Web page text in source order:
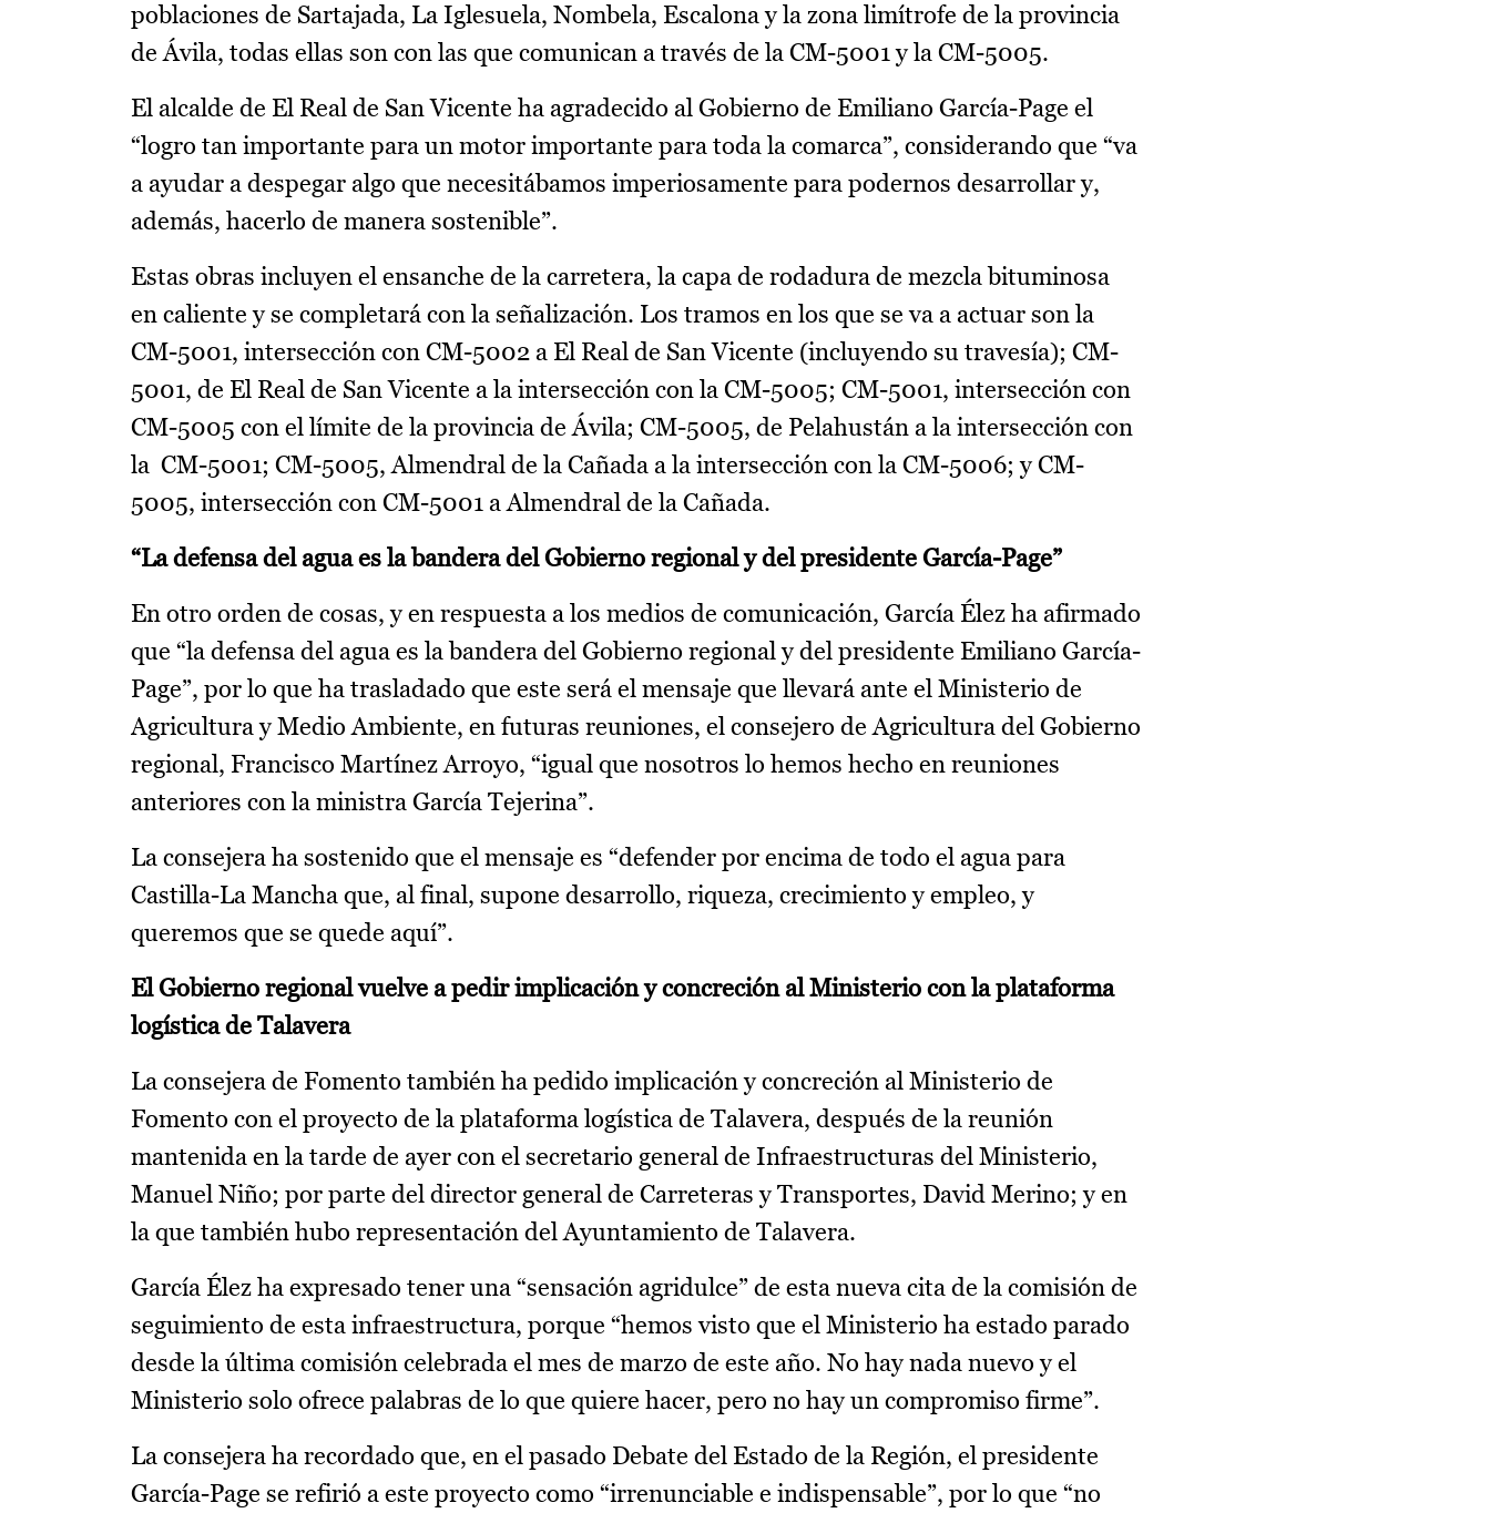
poblaciones de Sartajada, La Iglesuela, Nombela, Escalona y la zona limítrofe de la provincia
de Ávila, todas ellas son con las que comunican a través de la CM-5001 y la CM-5005.
El alcalde de El Real de San Vicente ha agradecido al Gobierno de Emiliano García-Page el
“logro tan importante para un motor importante para toda la comarca”, considerando que “va
a ayudar a despegar algo que necesitábamos imperiosamente para podernos desarrollar y,
además, hacerlo de manera sostenible”.
Estas obras incluyen el ensanche de la carretera, la capa de rodadura de mezcla bituminosa
en caliente y se completará con la señalización. Los tramos en los que se va a actuar son la
CM-5001, intersección con CM-5002 a El Real de San Vicente (incluyendo su travesía); CM-
5001, de El Real de San Vicente a la intersección con la CM-5005; CM-5001, intersección con
CM-5005 con el límite de la provincia de Ávila; CM-5005, de Pelahustán a la intersección con
la CM-5001; CM-5005, Almendral de la Cañada a la intersección con la CM-5006; y CM-
5005, intersección con CM-5001 a Almendral de la Cañada.
“La defensa del agua es la bandera del Gobierno regional y del presidente García-Page”
En otro orden de cosas, y en respuesta a los medios de comunicación, García Élez ha afirmado
que “la defensa del agua es la bandera del Gobierno regional y del presidente Emiliano García-
Page”, por lo que ha trasladado que este será el mensaje que llevará ante el Ministerio de
Agricultura y Medio Ambiente, en futuras reuniones, el consejero de Agricultura del Gobierno
regional, Francisco Martínez Arroyo, “igual que nosotros lo hemos hecho en reuniones
anteriores con la ministra García Tejerina”.
La consejera ha sostenido que el mensaje es “defender por encima de todo el agua para
Castilla-La Mancha que, al final, supone desarrollo, riqueza, crecimiento y empleo, y
queremos que se quede aquí”.
El Gobierno regional vuelve a pedir implicación y concreción al Ministerio con la plataforma
logística de Talavera
La consejera de Fomento también ha pedido implicación y concreción al Ministerio de
Fomento con el proyecto de la plataforma logística de Talavera, después de la reunión
mantenida en la tarde de ayer con el secretario general de Infraestructuras del Ministerio,
Manuel Niño; por parte del director general de Carreteras y Transportes, David Merino; y en
la que también hubo representación del Ayuntamiento de Talavera.
García Élez ha expresado tener una “sensación agridulce” de esta nueva cita de la comisión de
seguimiento de esta infraestructura, porque “hemos visto que el Ministerio ha estado parado
desde la última comisión celebrada el mes de marzo de este año. No hay nada nuevo y el
Ministerio solo ofrece palabras de lo que quiere hacer, pero no hay un compromiso firme”.
La consejera ha recordado que, en el pasado Debate del Estado de la Región, el presidente
García-Page se refirió a este proyecto como “irrenunciable e indispensable”, por lo que “no